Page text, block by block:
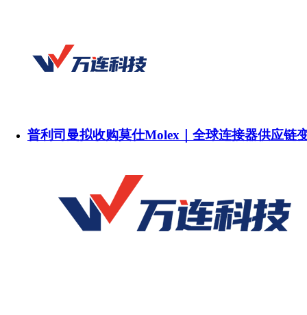
普利司曼拟收购莫仕Molex｜全球连接器供应链